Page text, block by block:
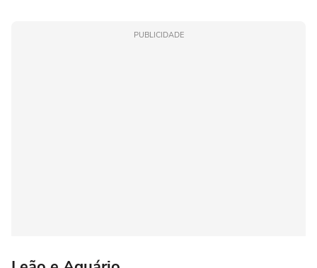
PUBLICIDADE